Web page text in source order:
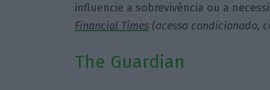
influencie a sobrevivência ou a
Financial Times(acesso condicionado,
The Guardian